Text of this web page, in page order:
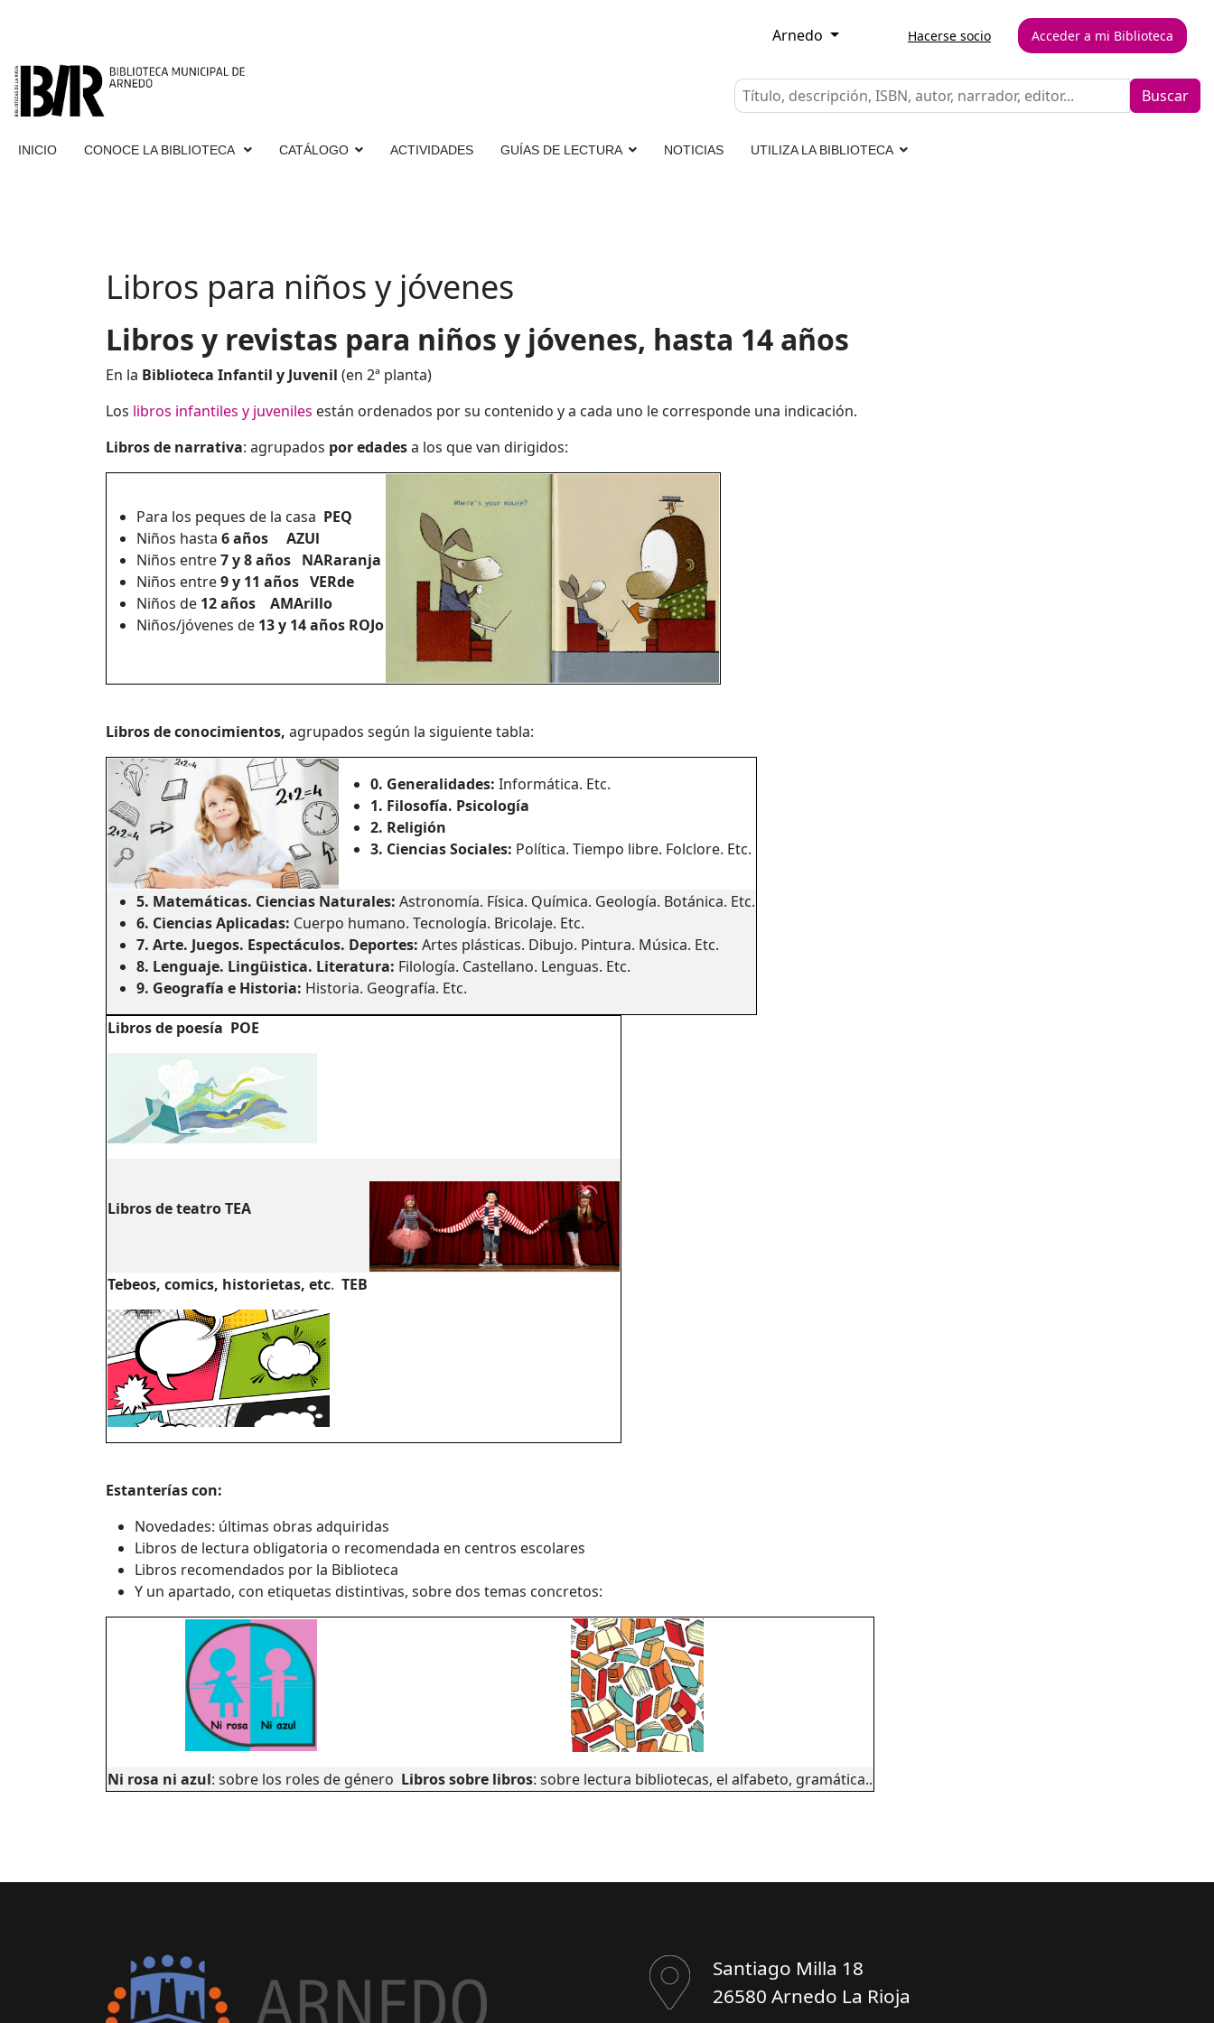
Arnedo Hacerse socio Acceder a mi Biblioteca
Buscar
INICIO CONOCE LA BIBLIOTECA CATÁLOGO ACTIVIDADES GUÍAS DE LECTURA NOTICIAS UTILIZA LA BIBLIOTECA
Libros para niños y jóvenes
Libros y revistas para niños y jóvenes, hasta 14 años
En la Biblioteca Infantil y Juvenil (en 2ª planta)
Los libros infantiles y juveniles están ordenados por su contenido y a cada uno le corresponde una indicación.
Libros de narrativa: agrupados por edadesa los que van dirigidos:
Para los peques de la casa PEQ
Niños hasta 6 años
AZUl
Niños entre7 y 8 años NARaranja
Niños entre9 y 11 años VERde
Niños de 12 años
AMArillo
Niños/jóvenes de 13 y 14 años ROJo
Libros de conocimientos, agrupados según la siguiente tabla:
0. Generalidades: Informática. Etc.
1. Filosofía. Psicología
2. Religión
3. Ciencias Sociales: Política. Tiempo libre. Folclore. Etc.
5. Matemáticas. Ciencias Naturales: Astronomía. Física. Química. Geología. Botánica. Etc.
6. Ciencias Aplicadas: Cuerpo humano. Tecnología. Bricolaje. Etc.
7. Arte. Juegos. Espectáculos. Deportes: Artes plásticas. Dibujo. Pintura. Música. Etc.
8. Lenguaje. Lingüistica. Literatura: Filología. Castellano. Lenguas. Etc.
9. Geografía e Historia: Historia. Geografía. Etc.
Libros de poesía POE
Libros de teatroTEA
Tebeos, comics, historietas, etc. TEB
Estanterías con:
Novedades: últimas obras adquiridas
Libros de lectura obligatoria o recomendada en centros escolares
Libros recomendados por la Biblioteca
Y un apartado, con etiquetas distintivas, sobre dos temas concretos:
Ni rosa ni azul: sobre los roles de género Libros sobre libros: sobre lectura bibliotecas, el alfabeto, gramática..
Santiago Milla 18
26580 Arnedo La Rioja